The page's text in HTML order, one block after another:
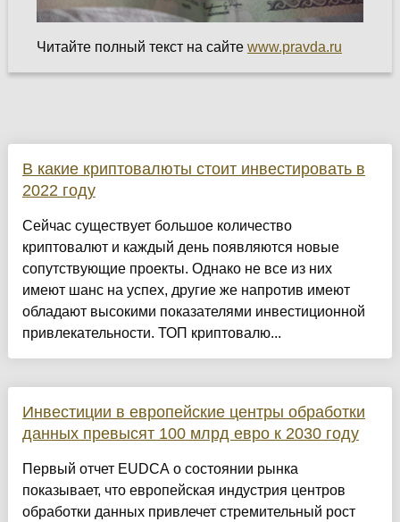
Читайте полный текст на сайте www.pravda.ru
В какие криптовалюты стоит инвестировать в
2022 году
Сейчас существует большое количество
криптовалют и каждый день появляются новые
сопутствующие проекты. Однако не все из них
имеют шанс на успех, другие же напротив имеют
обладают высокими показателями инвестиционной
привлекательности. ТОП криптовалю...
Инвестиции в европейские центры обработки
данных превысят 100 млрд евро к 2030 году
Первый отчет EUDCA о состоянии рынка
показывает, что европейская индустрия центров
обработки данных привлечет стремительный рост